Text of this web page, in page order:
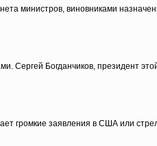
министров, виновниками
Сергей Богданчиков, президент
громкие заявления в США или